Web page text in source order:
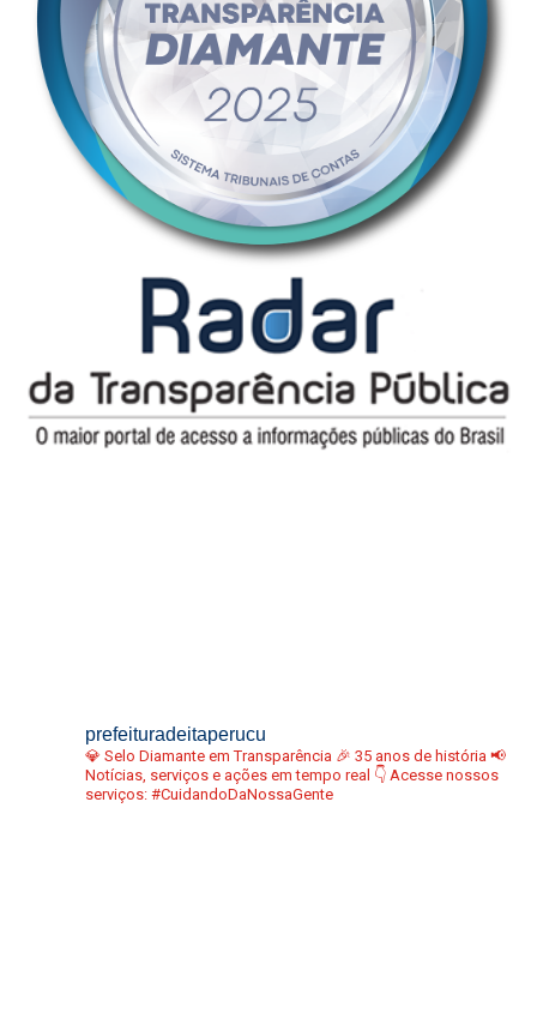
prefeituradeitaperucu
💎 Selo Diamante em Transparência 🎉 35 anos de história 📢
Notícias, serviços e ações em tempo real 👇 Acesse nossos
serviços: #CuidandoDaNossaGente